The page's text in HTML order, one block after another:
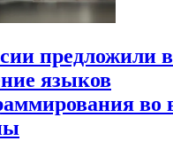
предложили
языков
во